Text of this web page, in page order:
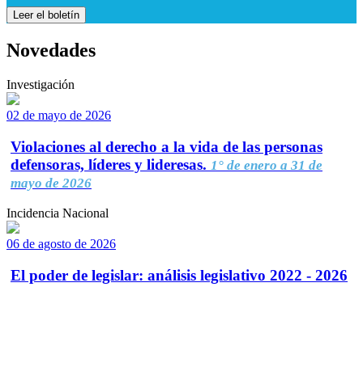
Leer el boletín
Novedades
Investigación
02 de mayo de 2026
Violaciones al derecho a la vida de las personas
defensoras, líderes y lideresas. 1° de enero a 31 de
mayo de 2026
Incidencia Nacional
06 de agosto de 2026
El poder de legislar: análisis legislativo 2022 - 2026